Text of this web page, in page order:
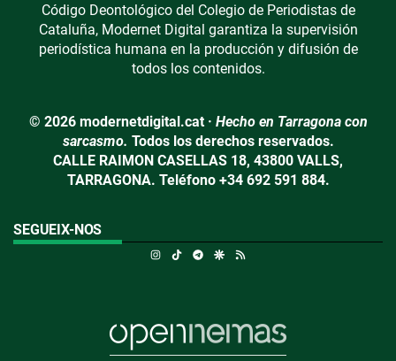
Código Deontológico del Colegio de Periodistas de
Cataluña, Modernet Digital garantiza la supervisión
periodística humana en la producción y difusión de
todos los contenidos.
© 2026 modernetdigital.cat · Hecho en Tarragona con
sarcasmo. Todos los derechos reservados.
CALLE RAIMON CASELLAS 18, 43800 VALLS,
TARRAGONA. Teléfono +34 692 591 884.
SEGUEIX-NOS
Instagram
TikTokTelegramGoogle Discover